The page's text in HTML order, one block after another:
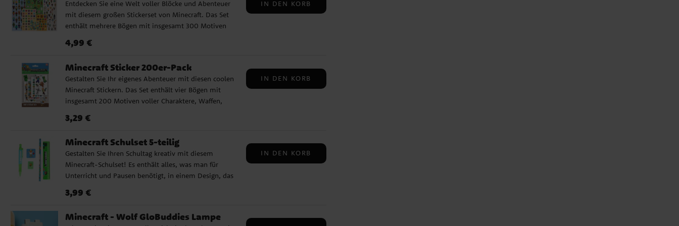
gefertigt und ca. 23 × 16 cm groß.
Entdecken Sie eine Welt voller Blöcke und Abenteuer
mit diesem großen Stickerset von Minecraft. Das Set
enthält mehrere Bögen mit insgesamt 300 Motiven
Gegenständen aus dem Spiel. Ideal zum Basteln, für
300 Sticker verteilt auf mehrere Bögen ✔️ Mit
Charakteren und Details aus der Welt von Minecraft ✔️
Offiziell lizenzierte Minecraft Produkt
Preis: 4,99 €
4,99 €
IN DEN KORB
Minecraft Sticker 200er-Pack
Gestalten Sie Ihr eigenes Abenteuer mit diesen coolen
Minecraft Stickern. Das Set enthält vier Bögen mit
insgesamt 200 Motiven voller Charaktere, Waffen,
Basteln, für Notizbücher, Einladungen oder kleine
Farbenfrohe Motive aus der Welt von Minecraft ✔️
Offiziell lizenzierte Minecraft Produkt
Preis:3,29 €
3,29 €
IN DEN KORB
Minecraft Schulset 5-teilig
Gestalten Sie Ihren Schultag kreativ mit diesem
Minecraft-Schulset! Es enthält alles, was man für
Unterricht und Pausen benötigt, in einem Design, das
✔️ Kugelschreiber ✔️ Lineal ✔️ Anspitzer ✔️
dieses Schulset der perfekte Begleiter für die
Preis: 3,99 €
3,99 €
IN DEN KORB
Minecraft - Wolf GloBuddies Lampe